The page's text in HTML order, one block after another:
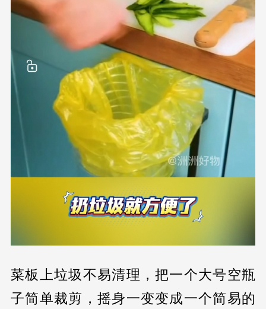
菜板上垃圾不易清理，把一个大号空瓶
子简单裁剪，摇身一变变成一个简易的